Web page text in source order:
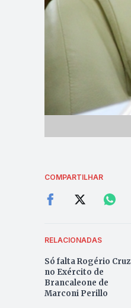
COMPARTILHAR
RELACIONADAS
Só falta Rogério Cruz
no Exército de
Brancaleone de
Marconi Perillo